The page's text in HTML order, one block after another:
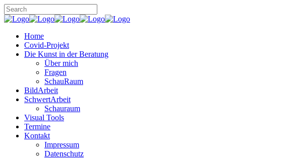
Home
Covid-Projekt
Die Kunst in der Beratung
Über mich
Fragen
SchauRaum
BildArbeit
SchwertArbeit
Schauraum
Visual Tools
Termine
Kontakt
Impressum
Datenschutz